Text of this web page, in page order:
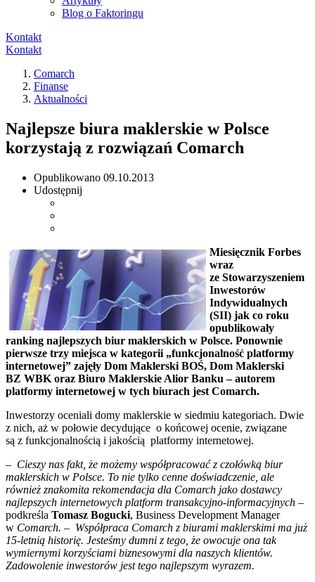
Blog o Faktoringu
Kontakt
Kontakt
Comarch
Finanse
Aktualności
Najlepsze biura maklerskie w Polsce
korzystają z rozwiązań Comarch
Opublikowano 09.10.2013
Udostępnij
Miesięcznik Forbes
wraz
ze Stowarzyszeniem
Inwestorów
Indywidualnych
(SII) jak co roku
opublikowały
ranking najlepszych biur maklerskich w Polsce. Ponownie
pierwsze trzy miejsca w kategorii „funkcjonalność platformy
internetowej” zajęły Dom Maklerski BOŚ, Dom Maklerski
BZ WBK oraz Biuro Maklerskie Alior Banku – autorem
platformy internetowej w tych biurach jest Comarch.
Inwestorzy oceniali domy maklerskie w siedmiu kategoriach. Dwie
z nich, aż w połowie decydujące o końcowej ocenie, związane
są z funkcjonalnością i jakością platformy internetowej.
– Cieszy nas fakt, że możemy współpracować z czołówką biur
maklerskich w Polsce. To nie tylko cenne doświadczenie, ale
również znakomita rekomendacja dla Comarch jako dostawcy
najlepszych internetowych platform transakcyjno-informacyjnych –
podkreśla Tomasz Bogucki, Business Development Manager
w Comarch. – Współpraca Comarch z biurami maklerskimi ma już
15-letnią historię. Jesteśmy dumni z tego, że owocuje ona tak
wymiernymi korzyściami biznesowymi dla naszych klientów.
Zadowolenie inwestorów jest tego najlepszym wyrazem.